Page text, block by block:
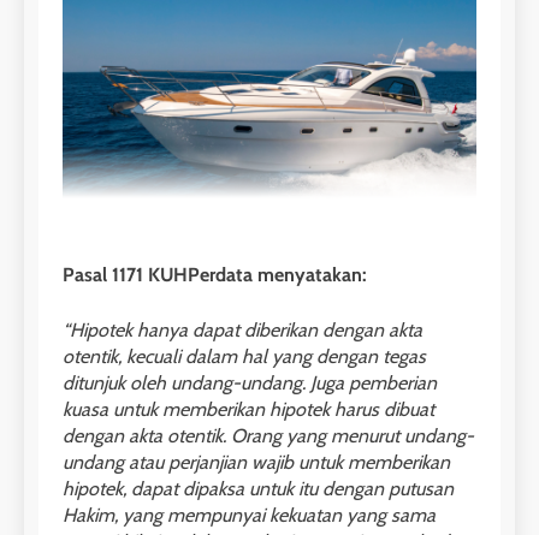
Pasal 1171 KUHPerdata menyatakan:
“Hipotek hanya dapat diberikan dengan akta
otentik, kecuali dalam hal yang dengan tegas
ditunjuk oleh undang-undang. Juga pemberian
kuasa untuk memberikan hipotek harus dibuat
dengan akta otentik. Orang yang menurut undang-
undang atau perjanjian wajib untuk memberikan
hipotek, dapat dipaksa untuk itu dengan putusan
Hakim, yang mempunyai kekuatan yang sama